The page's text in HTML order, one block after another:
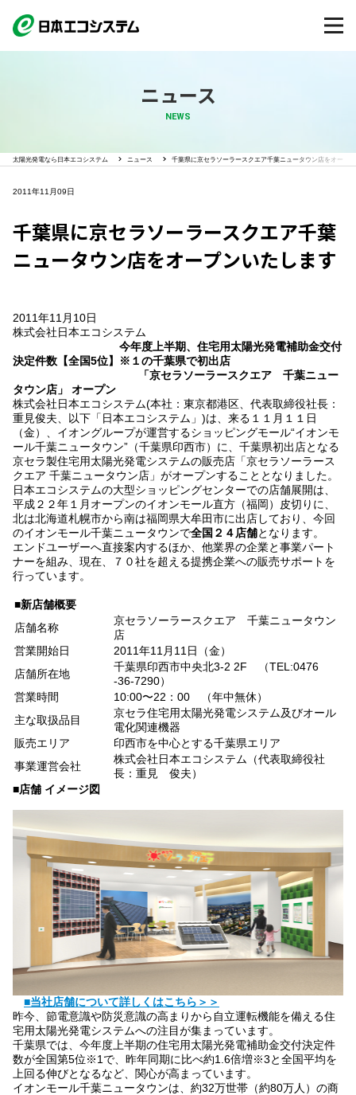
ニュース
NEWS
太陽光発電なら日本エコシステム ニュース 千葉県に京セラソーラースクエア千葉ニュータウン店をオープ
2011年11月09日
千葉県に京セラソーラースクエア千葉
ニュータウン店をオープンいたします
2011年11月10日
株式会社日本エコシステム
今年度上半期、住宅用太陽光発電補助金交付
決定件数【全国5位】
※１の千葉県で初出店
「京セラソーラースクエア 千葉ニュー
タウン店」 オープン
株式会社日本エコシステム(本社：東京都港区、代表取締役社長：
重見俊夫、以下「日本エコシステム」)は、来る１１月１１日
（金）、イオングループが運営するショッピングモール“イオンモ
ール千葉ニュータウン”（千葉県印西市）に、千葉県初出店となる
京セラ製住宅用太陽光発電システムの販売店「京セラソーラース
クエア 千葉ニュータウン店」がオープンすることとなりました。
日本エコシステムの大型ショッピングセンターでの店舗展開は、
平成２２年１月オープンのイオンモール直方（福岡）皮切りに、
北は北海道札幌市から南は福岡県大牟田市に出店しており、今回
のイオンモール千葉ニュータウンで全国２４店舗となります。
エンドユーザーへ直接案内するほか、他業界の企業と事業パート
ナーを組み、現在、７０社を超える提携企業への販売サポートを
行っています。
■新店舗概要
店舗名称
京セラソーラースクエア 千葉ニュータウン
店
営業開始日
2011年11月11日（金）
店舗所在地
千葉県印西市中央北3-2 2F （TEL:0476
-36-7290）
営業時間
10:00〜22：00 （年中無休）
主な取扱品目
京セラ住宅用太陽光発電システム及びオール
電化関連機器
販売エリア
印西市を中心とする千葉県エリア
事業運営会社
株式会社日本エコシステム（代表取締役社
長：重見 俊夫）
■店舗 イメージ図
■当社店舗について詳しくはこちら＞＞
昨今、節電意識や防災意識の高まりから自立運転機能を備える住
宅用太陽光発電システムへの注目が集まっています。
千葉県では、今年度上半期の住宅用太陽光発電補助金交付決定件
数が全国第5位※1 で、昨年同期に比べ約1.6倍増※3と全国平均を
上回る伸びとなるなど、関心が高まっています。
イオンモール千葉ニュータウンは、約32万世帯（約80万人）の商